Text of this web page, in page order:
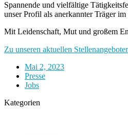
Spannende und vielfältige
unser Profil als anerkannter Träger
Mit Leidenschaft, Mut und großem
Zu unseren aktuellen
Mai 2, 2023
Presse
Jobs
Kategorien